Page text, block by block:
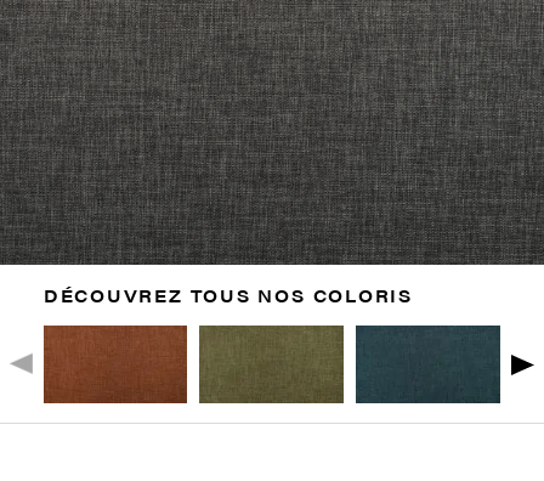
DÉCOUVREZ TOUS NOS COLORIS